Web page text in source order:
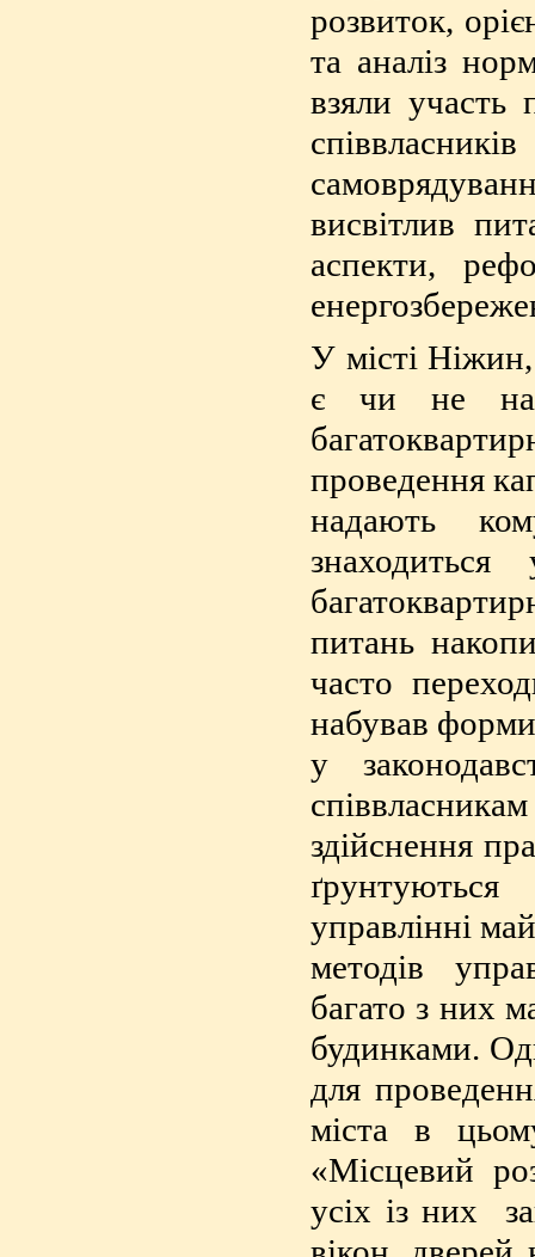
розвиток,
та аналіз
взяли участь
висвітлив
аспекти,
У місті
є чи не
проведення
надають
знаходиться
питань
часто
набував форми
у
здійснення
управлінні
методів
багато з них
будинками.
для
міста в
«Місцевий
усіх із них